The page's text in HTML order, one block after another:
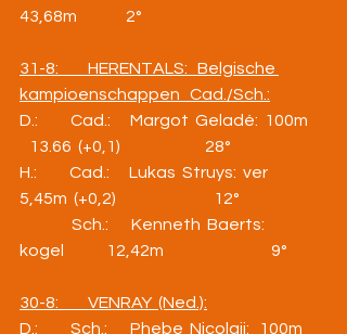
43,68m               2°
31-8:         HERENTALS:   Belgische
kampioenschappen   Cad./Sch.:
D.:          Cad.:      Margot  Geladé:  100m
13.66  (+0,1)                          28°
H.:          Cad.:      Lukas  Struys:  ver
5,45m  (+0,2)                              12°
Sch.:       Kenneth  Baerts:
kogel             12,42m                                 9°
30-8:         VENRAY  (Ned.):
D.:          Sch.:       Phebe  Nicolaij:   100m